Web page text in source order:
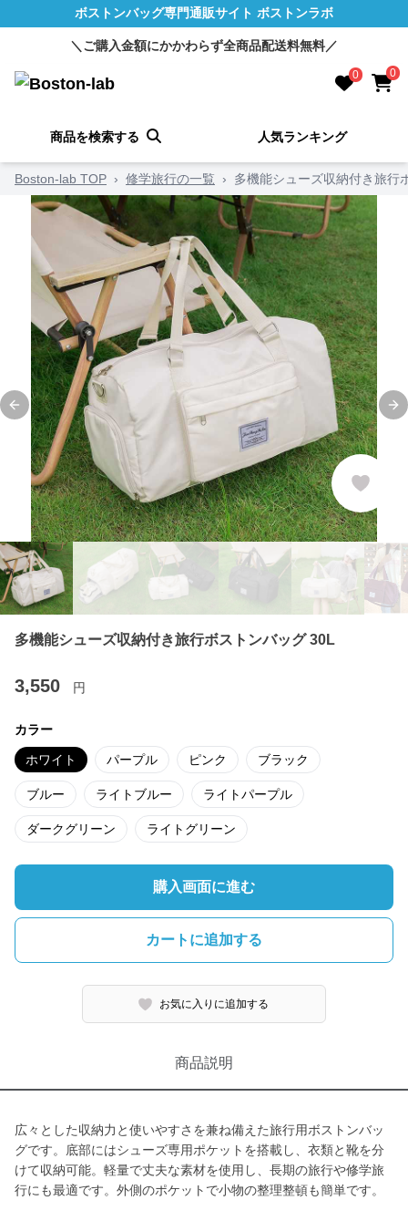
ボストンバッグ専門通販サイト ボストンラボ
＼ご購入金額にかかわらず全商品配送料無料／
0 0
商品を検索する 人気ランキング
Boston-lab TOP › 修学旅行の一覧 › 多機能シューズ収納付き旅行
Previous slide
多機能シューズ収納付き旅行ボストンバッグ 30L
3,550 円
カラー
ホワイト パープル ピンク ブラック
ブルー ライトブルー ライトパープル
ダークグリーン ライトグリーン
購入画面に進む
カートに追加する
お気に入りに追加する
商品説明
広々とした収納力と使いやすさを兼ね備えた旅行用ボストンバッ
グです。底部にはシューズ専用ポケットを搭載し、衣類と靴を分
けて収納可能。軽量で丈夫な素材を使用し、長期の旅行や修学旅
行にも最適です。外側のポケットで小物の整理整頓も簡単です。